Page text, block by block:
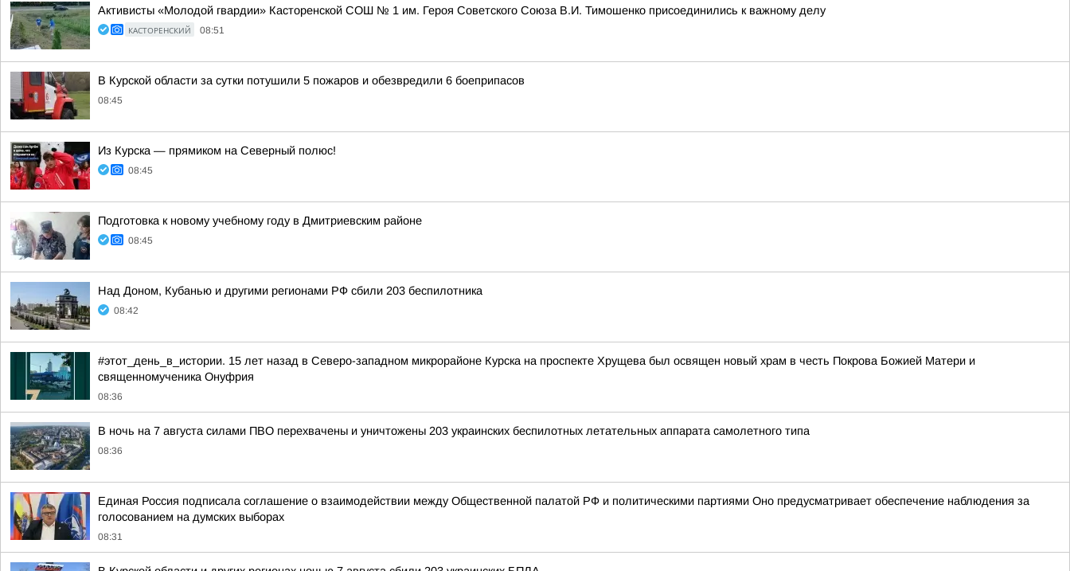
Активисты «Молодой гвардии» Касторенской СОШ № 1 им. Героя Советского Союза В.И. Тимошенко присоединились к важному делу
КАСТОРЕНСКИЙ 08:51
В Курской области за сутки потушили 5 пожаров и обезвредили 6 боеприпасов
08:45
Из Курска — прямиком на Северный полюс!
08:45
Подготовка к новому учебному году в Дмитриевским районе
08:45
Над Доном, Кубанью и другими регионами РФ сбили 203 беспилотника
08:42
#этот_день_в_истории. 15 лет назад в Северо-западном микрорайоне Курска на проспекте Хрущева был освящен новый храм в честь Покрова Божией Матери и
священномученика Онуфрия
08:36
В ночь на 7 августа силами ПВО перехвачены и уничтожены 203 украинских беспилотных летательных аппарата самолетного типа
08:36
Единая Россия подписала соглашение о взаимодействии между Общественной палатой РФ и политическими партиями Оно предусматривает обеспечение наблюдения за
голосованием на думских выборах
08:31